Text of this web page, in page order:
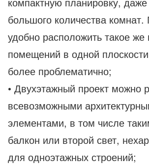
большого количества комнат.
удобно расположить такое же
помещений в одной
более проблематично;
• Двухэтажный проект можно
всевозможными
элементами, в том числе
балкон или второй свет,
для одноэтажных строений;